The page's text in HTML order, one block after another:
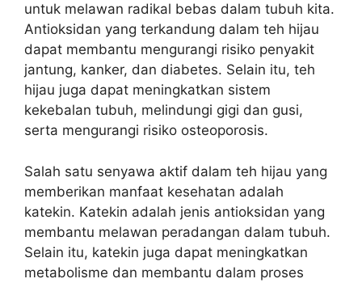
untuk melawan radikal bebas dalam tubuh kita.
Antioksidan yang terkandung dalam teh hijau
dapat membantu mengurangi risiko penyakit
jantung, kanker, dan diabetes. Selain itu, teh
hijau juga dapat meningkatkan sistem
kekebalan tubuh, melindungi gigi dan gusi,
serta mengurangi risiko osteoporosis.
Salah satu senyawa aktif dalam teh hijau yang
memberikan manfaat kesehatan adalah
katekin. Katekin adalah jenis antioksidan yang
membantu melawan peradangan dalam tubuh.
Selain itu, katekin juga dapat meningkatkan
metabolisme dan membantu dalam proses